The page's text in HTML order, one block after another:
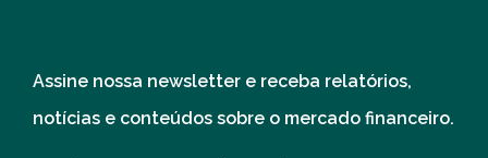
Assine nossa newsletter e receba relatórios,
notícias e conteúdos sobre o mercado financeiro.